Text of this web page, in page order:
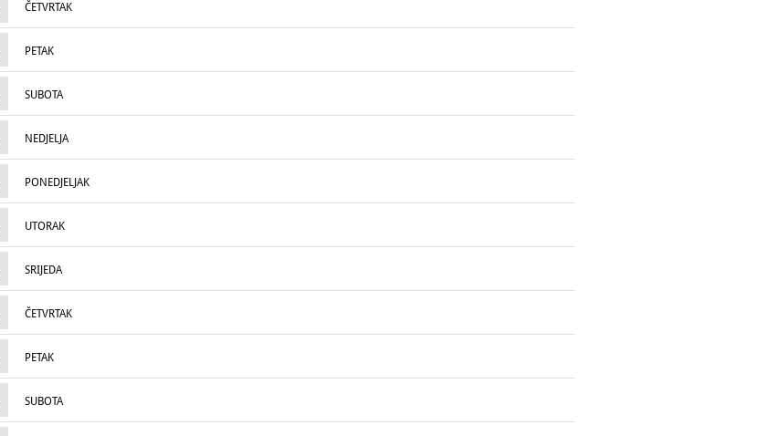
ČETVRTAK
PETAK
SUBOTA
NEDJELJA
PONEDJELJAK
UTORAK
SRIJEDA
ČETVRTAK
PETAK
SUBOTA